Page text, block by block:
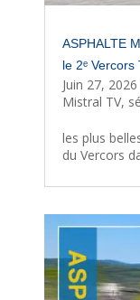
ASPHALTE
le 2ᵉ Vercors
Juin 27, 2026
Mistral TV,
les plus
du Vercors